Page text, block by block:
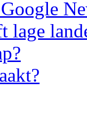
lage